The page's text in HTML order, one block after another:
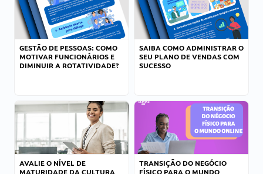
GESTÃO DE PESSOAS: COMO
MOTIVAR FUNCIONÁRIOS E
DIMINUIR A ROTATIVIDADE?
SAIBA COMO ADMINISTRAR O
SEU PLANO DE VENDAS COM
SUCESSO
AVALIE O NÍVEL DE
TRANSIÇÃO DO NEGÓCIO